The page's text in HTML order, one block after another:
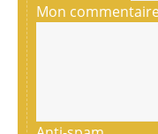
Mon